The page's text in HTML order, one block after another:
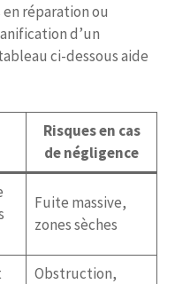
réparation ou
d’un
ci-dessous aide
Risques en cas
de négligence
Fuite massive,
zones sèches
Obstruction,